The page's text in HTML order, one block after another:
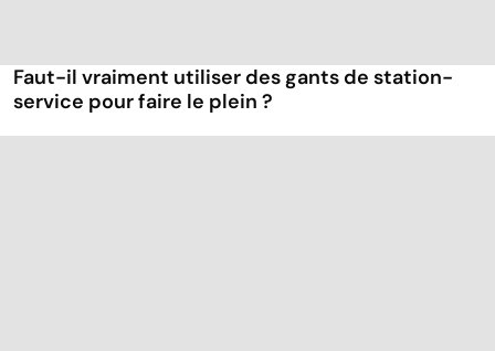
Faut-il vraiment utiliser des gants de station-
service pour faire le plein ?